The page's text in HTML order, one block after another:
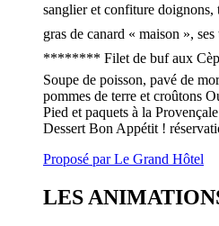
sanglier et confiture
gras de canard « maison »,
******** Filet de buf aux
Soupe de poisson, pavé de
pommes de terre et croûtons
Pied et paquets à la
Dessert Bon Appétit !
Proposé par Le Grand Hôtel
LES